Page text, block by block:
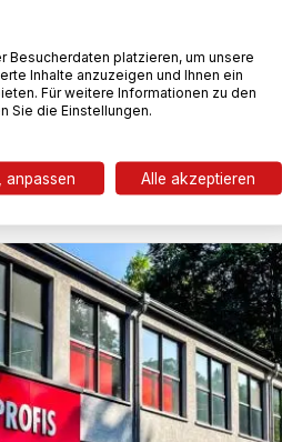
besuche uns
Besucherdaten platzieren, um unsere
Inhalte anzuzeigen und Ihnen ein
Für weitere Informationen zu den
Sie die Einstellungen.
anpassen Alle akzeptieren